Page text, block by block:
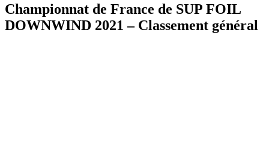
Championnat de France de SUP FOIL
DOWNWIND 2021 – Classement général